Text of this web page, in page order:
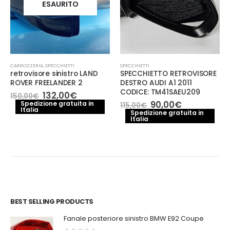
ESAURITO
CARROZZERIA,SPECCHIETTI
retrovisore sinistro LAND
ROVER FREELANDER 2
150,00€ Il
prezzo
originale
132,00€Il
prezzo
attuale
Spedizione gratuita in
Italia
SPECCHIETTI
SPECCHIETTO RETROVISORE
DESTRO AUDI A1 2011
CODICE: TM41SAEU209
115,00€ Il
prezzo
originale
90,00€Il
prezzo
attuale
Spedizione gratuita in
Italia
BEST SELLING PRODUCTS
Fanale posteriore sinistro BMW E92 Coupe